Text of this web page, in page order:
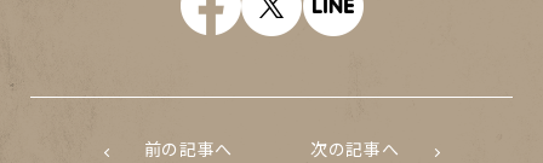
前の記事へ 次の記事へ